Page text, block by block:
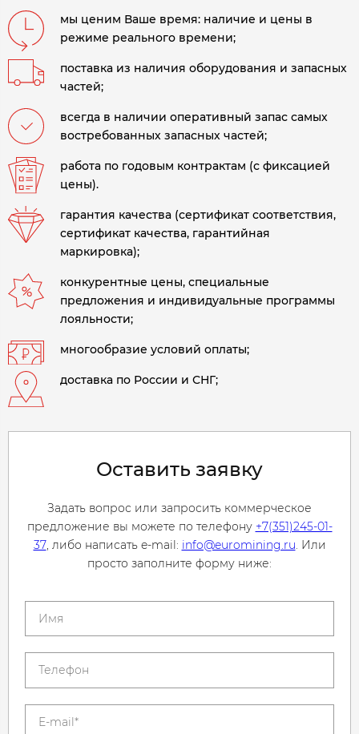
мы ценим Ваше время: наличие и цены в
режиме реального времени;
поставка из наличия оборудования и запасных
частей;
всегда в наличии оперативный запас самых
востребованных запасных частей;
работа по годовым контрактам (с фиксацией
цены).
гарантия качества (сертификат соответствия,
сертификат качества, гарантийная
маркировка);
конкурентные цены, специальные
предложения и индивидуальные программы
лояльности;
многообразие условий оплаты;
доставка по России и СНГ;
Оставить заявку
Задать вопрос или запросить коммерческое
предложение вы можете по телефону +7(351)245-01-
37, либо написать e-mail: info@euromining.ru. Или
просто заполните форму ниже: